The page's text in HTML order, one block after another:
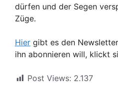
dürfen und der Segen
Züge.
Hier gibt es den
ihn abonnieren will, klickt
Post Views: 2.137